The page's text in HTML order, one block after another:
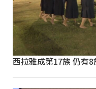
西拉雅成第17族 仍有